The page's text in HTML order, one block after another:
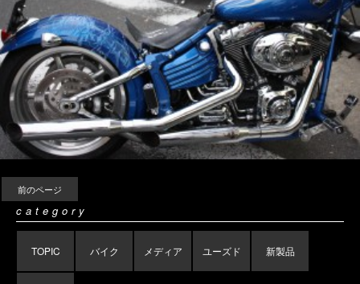
前のページ
category
TOPIC バイク メディア ユーズド 新製品